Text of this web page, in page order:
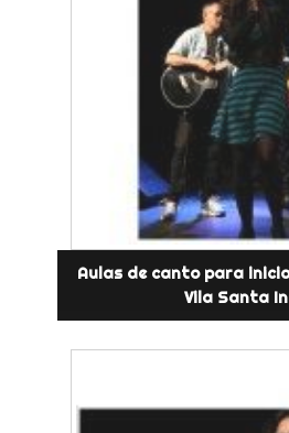
Aulas de canto para
Vila Santa